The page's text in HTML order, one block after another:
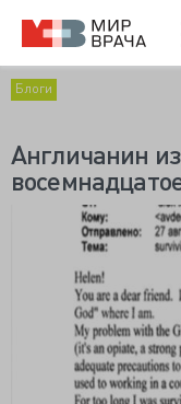
Блоги
Англичанин